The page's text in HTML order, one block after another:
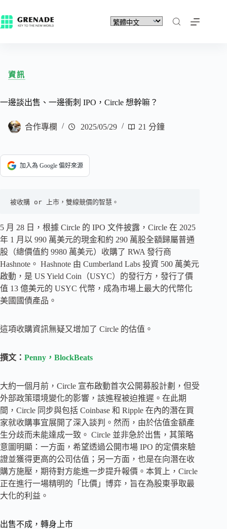
資訊
一邊談出售、一邊衝刺 IPO，Circle 想幹嘛？
合作專欄 2025/05/29 21 分鐘
加入為 Google 偏好來源
被收購 or 上市，雙線競價的智慧。
5 月 28 日，根據 Circle 的 IPO 文件披露，Circle 在 2025
年 1 月以 990 萬美元的現金和約 290 萬股全額歸屬普通
股（總價值約 9980 萬美元）收購了 RWA 發行商
Hashnote。 Hashnote 由 Cumberland Labs 投資 500 萬美元
啟動，是 US Yield Coin（USYC）的發行方，發行了價
值 13 億美元的 USYC 代幣，成為市場上最大的代幣化
美國國債產品。
這項收購資訊無疑又增加了 Circle 的估值。
撰文： Penny，BlockBeats
大約一個月前，Circle 宣布啟動首次公開募股計劃，但受
外部政策環境變化的影響，該進程被迫推遲。在此期
間，Circle 同步與包括 Coinbase 和 Ripple 在內的潛在買
家就收購事宜展開了深入談判。然而，由於估值金額產
生分歧而未能達成一致。 Circle 並非急於出售，其策略
意圖明顯：一方面，希望透過公開市場 IPO 的定價來驗
證並獲得更高的公司估值；另一方面，也是在向潛在收
購方施壓，期待對方能進一步提升報價。本質上，Circle
正在進行一場精明的「比價」博弈，旨在為股東爭取最
大化的利益。
出售不成，轉身上市